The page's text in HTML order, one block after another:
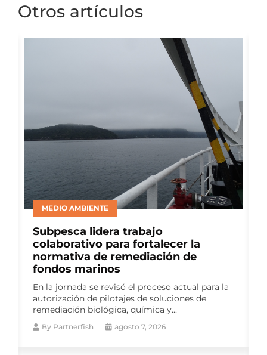
Otros artículos
MEDIO AMBIENTE
Subpesca lidera trabajo
colaborativo para fortalecer la
normativa de remediación de
fondos marinos
En la jornada se revisó el proceso actual para la
autorización de pilotajes de soluciones de
remediación biológica, química y...
By Partnerfish agosto 7, 2026